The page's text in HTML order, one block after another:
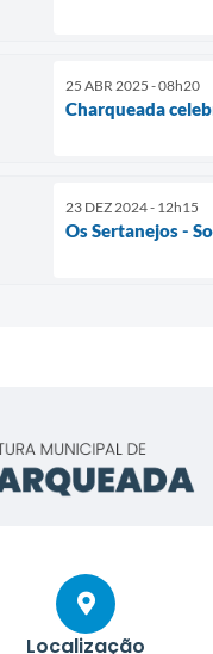
25 ABR 2025 - 08h20
Charqueada
23 DEZ 2024 - 12h15
Os Sertanejos -
Localização